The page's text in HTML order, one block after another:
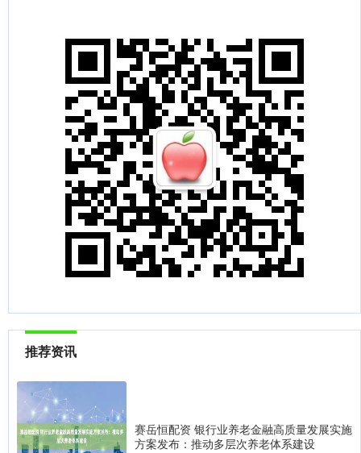
推荐资讯
赛岳恒配资 银行业养老金融高质量发展实施
方案发布：推动多层次养老体系建设